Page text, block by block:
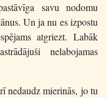
savu nodomu
Un ja nu es izpostu
atgriezt. Labāk
nelabojamas
nedaudz mierinās, jo tu